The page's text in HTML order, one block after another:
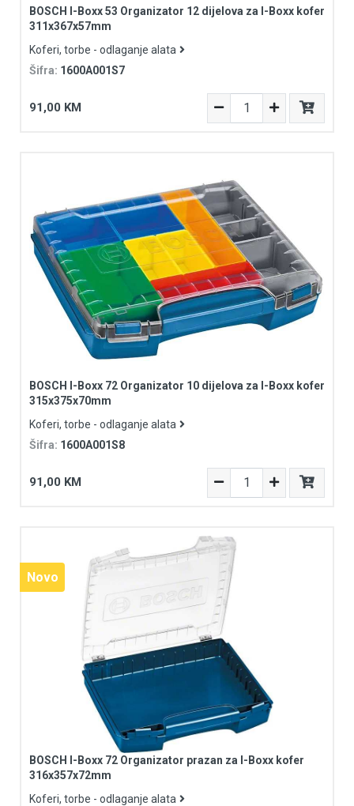
BOSCH I-Boxx 53 Organizator 12 dijelova za I-Boxx kofer
311x367x57mm
Koferi, torbe - odlaganje alata
Šifra: 1600A001S7
91,00 KM
BOSCH I-Boxx 72 Organizator 10 dijelova za I-Boxx kofer
315x375x70mm
Koferi, torbe - odlaganje alata
Šifra: 1600A001S8
91,00 KM
Novo
BOSCH I-Boxx 72 Organizator prazan za I-Boxx kofer
316x357x72mm
Koferi, torbe - odlaganje alata